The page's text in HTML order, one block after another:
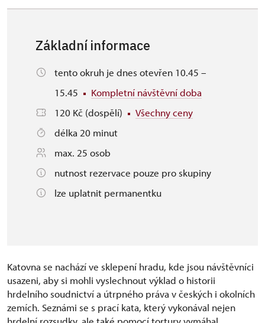
Základní informace
tento okruh je dnes otevřen 10.45 –
15.45
Kompletní návštěvní doba
120 Kč (dospělí)
Všechny ceny
délka 20 minut
max. 25 osob
nutnost rezervace pouze pro skupiny
lze uplatnit permanentku
Katovna se nachází ve sklepení hradu, kde jsou návštěvníci
usazeni, aby si mohli vyslechnout výklad o historii
hrdelního soudnictví a útrpného práva v českých i okolních
zemích. Seznámi se s prací kata, který vykonával nejen